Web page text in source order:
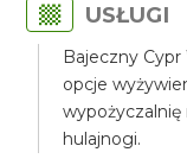
USŁUGI
Bajeczny
opcje
hulajnogi.